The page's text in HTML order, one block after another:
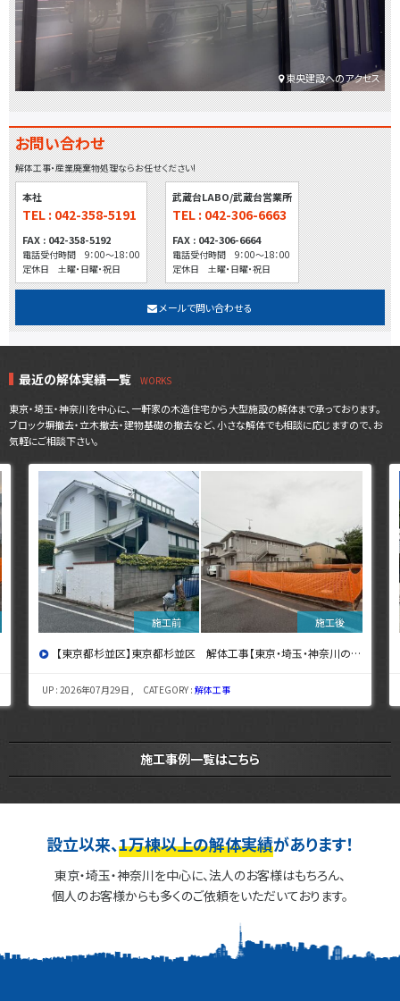
東央建設へのアクセス
お問い合わせ
解体工事・産業廃棄物処理ならお任せください!
本社
TEL : 042-358-5191
FAX : 042-358-5192
電話受付時間 9：00～18：00
定休日 土曜・日曜・祝日
武蔵台LABO/武蔵台営業所
TEL : 042-306-6663
FAX : 042-306-6664
電話受付時間 9：00～18：00
定休日 土曜・日曜・祝日
メールで問い合わせる
最近の解体実績一覧
東京・埼玉・神奈川を中心に、一軒家の木造住宅から大型施設の解体まで承っております。
ブロック塀撤去・立木撤去・建物基礎の撤去など、小さな解体でも相談に応じますので、お
気軽にご相談下さい。
【東京都杉並区】東京都杉並区 解体工事【東京・埼玉・神奈川の解体工事なら東央建設へ】
UP : 2026年07月29日 , CATEGORY :解体工事
施工事例一覧はこちら
設立以来、1万棟以上の解体実績があります！
東京・埼玉・神奈川を中心に、法人のお客様はもちろん、
個人のお客様からも多くのご依頼をいただいております。